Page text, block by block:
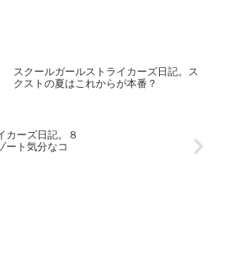
スクールガールストライカーズ日記。ス
クストの夏はこれからが本番？
カーズ日記。８
ート気分なコ